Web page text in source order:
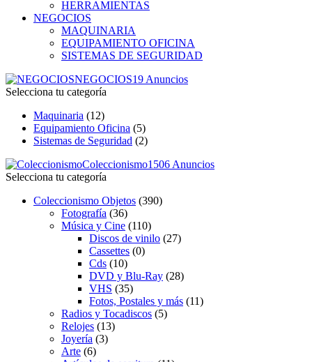
HERRAMIENTAS
NEGOCIOS
MAQUINARIA
EQUIPAMIENTO OFICINA
SISTEMAS DE SEGURIDAD
NEGOCIOS19 Anuncios
Selecciona tu categoría
Maquinaria (12)
Equipamiento Oficina (5)
Sistemas de Seguridad (2)
Coleccionismo1506 Anuncios
Selecciona tu categoría
Coleccionismo Objetos (390)
Fotografía (36)
Música y Cine (110)
Discos de vinilo (27)
Cassettes (0)
Cds (10)
DVD y Blu-Ray (28)
VHS (35)
Fotos, Postales y más (11)
Radios y Tocadiscos (5)
Relojes (13)
Joyería (3)
Arte (6)